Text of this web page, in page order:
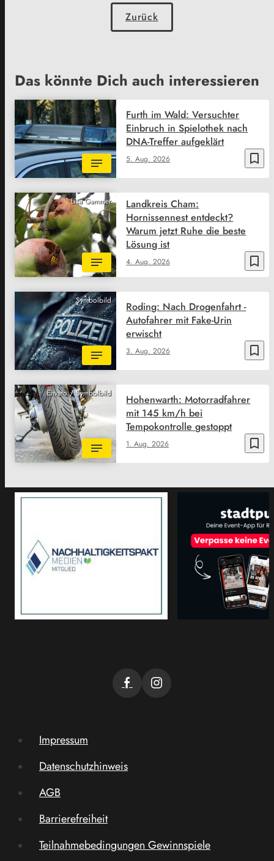
Zurück
Das könnte Dich auch interessieren
bookmark_border
5. Aug. 2026
Furth im Wald: Versuchter
Einbruch in Spielothek nach
DNA-Treffer aufgeklärt
Lisa Gammer
bookmark_border
4. Aug. 2026
Landkreis Cham:
Hornissennest entdeckt?
Warum jetzt Ruhe die beste
Lösung ist
Symbolbild
bookmark_border
3. Aug. 2026
Roding: Nach Drogenfahrt -
Autofahrer mit Fake-Urin
erwischt
Envato / Symbolbild
bookmark_border
1. Aug. 2026
Hohenwarth: Motorradfahrer
mit 145 km/h bei
Tempokontrolle gestoppt
Impressum
Datenschutzhinweis
AGB
Barrierefreiheit
Teilnahmebedingungen Gewinnspiele